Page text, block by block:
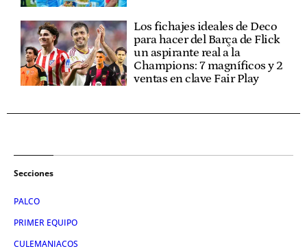
Los fichajes ideales de Deco
para hacer del Barça de Flick
un aspirante real a la
Champions: 7 magníficos y 2
ventas en clave Fair Play
Secciones
PALCO
PRIMER EQUIPO
CULEMANIACOS